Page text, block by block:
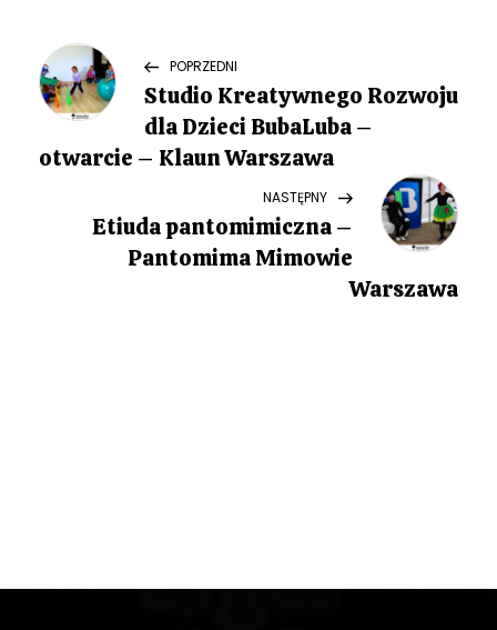
N
a
w
i
Previous
Post
POPRZEDNI
Studio Kreatywnego Rozwoju
dla Dzieci BubaLuba –
otwarcie – Klaun Warszawa
Post
NASTĘPNY
Etiuda pantomimiczna –
Pantomima Mimowie
Warszawa